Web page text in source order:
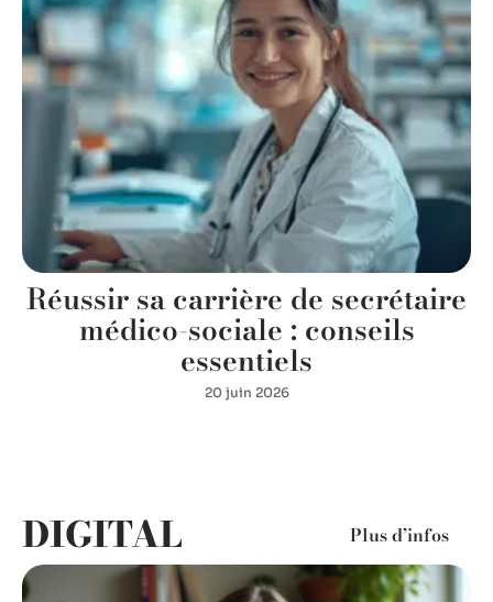
Réussir sa carrière de secrétaire
médico-sociale : conseils
essentiels
20 juin 2026
DIGITAL Plus d’infos